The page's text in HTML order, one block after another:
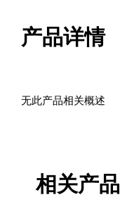
产品详情
无此产品相关概述
相关产品